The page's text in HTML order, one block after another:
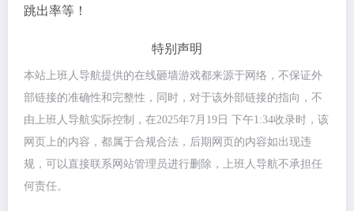
跳出率等！
特别声明
本站上班人导航提供的在线砸墙游戏都来源于网络，不保证外
部链接的准确性和完整性，同时，对于该外部链接的指向，不
由上班人导航实际控制，在2025年7月19日 下午1:34收录时，该
网页上的内容，都属于合规合法，后期网页的内容如出现违
规，可以直接联系网站管理员进行删除，上班人导航不承担任
何责任。